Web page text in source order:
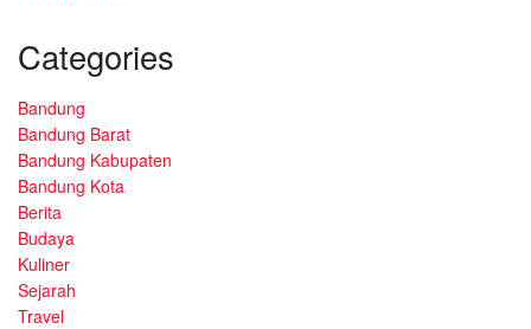
Categories
Bandung
Bandung Barat
Bandung Kabupaten
Bandung Kota
Berita
Budaya
Kuliner
Sejarah
Travel